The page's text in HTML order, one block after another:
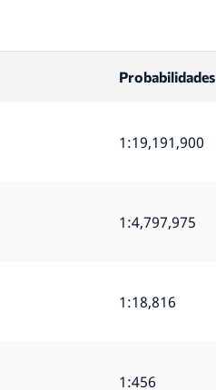
Probabilidades
1:19,191,900
1:4,797,975
1:18,816
1:456